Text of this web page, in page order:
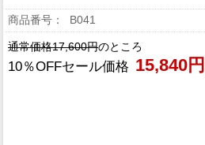
B041
通常価格17,600円のところ
10％OFFセール価格 15,840円